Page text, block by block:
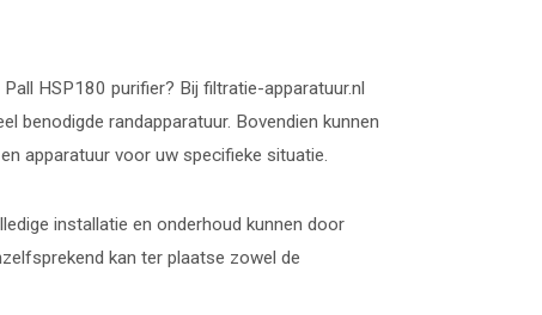
HSP180 purifier? Bij filtratie-apparatuur.nl
benodigde randapparatuur. Bovendien kunnen
apparatuur voor uw specifieke situatie.
installatie en onderhoud kunnen door
kan ter plaatse zowel de